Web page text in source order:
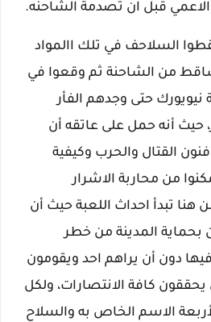
الاعمي قبل ان تصدمة الشاحنه.
السلاحف في تلك االمواد
من الشاحنة ثم وقعوا في
نيويورك حتى وجدهم الفأر
حيث أنه حمل على عاتقه أن
القتال والحرب وكيفية
من محاربة الاشرار
هنا تبدأ احداث اللعبة حيث أن
بحماية المدينة من خطر
دون أن يراهم احد ويقومون
كافة الانتصارات، ولكل
الاسم الخاص به والسلاح